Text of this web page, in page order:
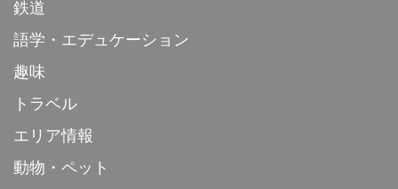
鉄道
語学・エデュケーション
趣味
トラベル
エリア情報
動物・ペット